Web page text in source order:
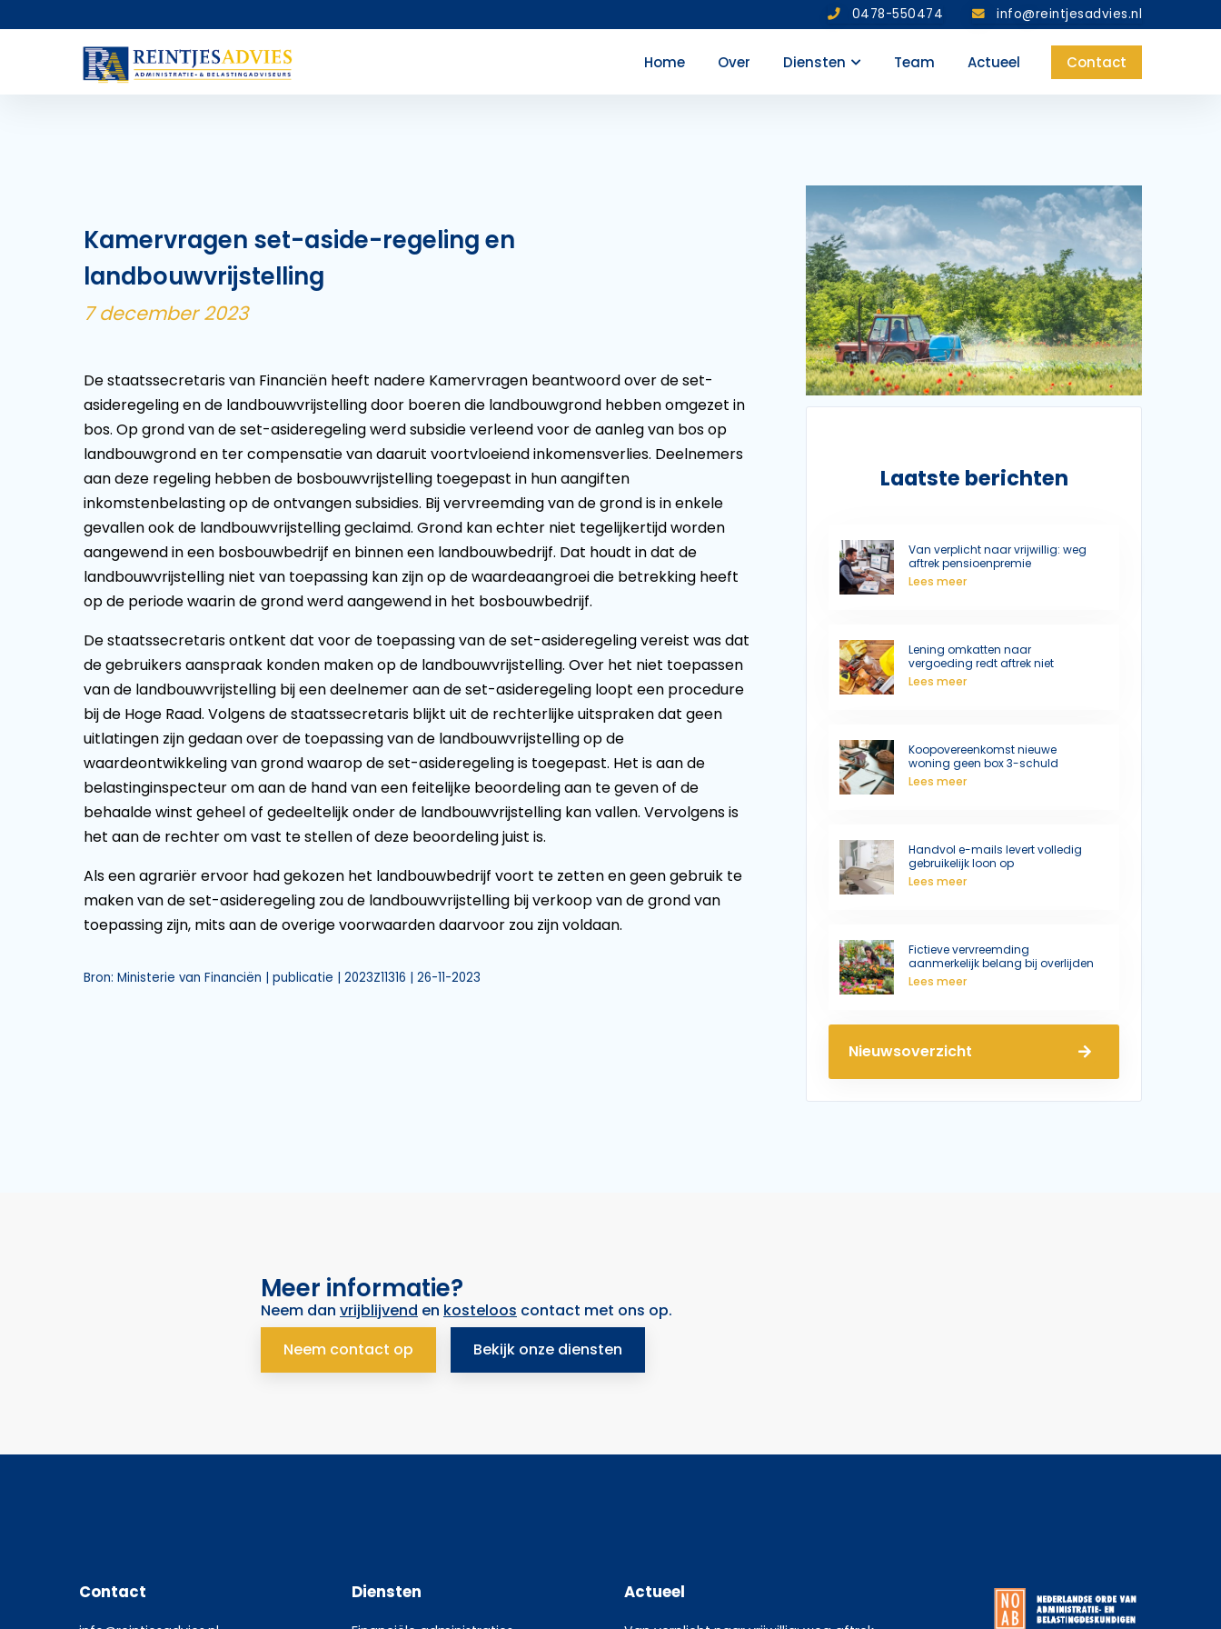
0478-550474 info@reintjesadvies.nl
Home Over Diensten Team Actueel Contact
Kamervragen set-aside-regeling en
landbouwvrijstelling
7 december 2023
De staatssecretaris van Financiën heeft nadere Kamervragen beantwoord over de set-
asideregeling en de landbouwvrijstelling door boeren die landbouwgrond hebben omgezet in
bos. Op grond van de set-asideregeling werd subsidie verleend voor de aanleg van bos op
landbouwgrond en ter compensatie van daaruit voortvloeiend inkomensverlies. Deelnemers
aan deze regeling hebben de bosbouwvrijstelling toegepast in hun aangiften
inkomstenbelasting op de ontvangen subsidies. Bij vervreemding van de grond is in enkele
gevallen ook de landbouwvrijstelling geclaimd. Grond kan echter niet tegelijkertijd worden
aangewend in een bosbouwbedrijf en binnen een landbouwbedrijf. Dat houdt in dat de
landbouwvrijstelling niet van toepassing kan zijn op de waardeaangroei die betrekking heeft
op de periode waarin de grond werd aangewend in het bosbouwbedrijf.
De staatssecretaris ontkent dat voor de toepassing van de set-asideregeling vereist was dat
de gebruikers aanspraak konden maken op de landbouwvrijstelling. Over het niet toepassen
van de landbouwvrijstelling bij een deelnemer aan de set-asideregeling loopt een procedure
bij de Hoge Raad. Volgens de staatssecretaris blijkt uit de rechterlijke uitspraken dat geen
uitlatingen zijn gedaan over de toepassing van de landbouwvrijstelling op de
waardeontwikkeling van grond waarop de set-asideregeling is toegepast. Het is aan de
belastinginspecteur om aan de hand van een feitelijke beoordeling aan te geven of de
behaalde winst geheel of gedeeltelijk onder de landbouwvrijstelling kan vallen. Vervolgens is
het aan de rechter om vast te stellen of deze beoordeling juist is.
Als een agrariër ervoor had gekozen het landbouwbedrijf voort te zetten en geen gebruik te
maken van de set-asideregeling zou de landbouwvrijstelling bij verkoop van de grond van
toepassing zijn, mits aan de overige voorwaarden daarvoor zou zijn voldaan.
Bron: Ministerie van Financiën | publicatie | 2023Z11316 | 26-11-2023
Laatste berichten
Van verplicht naar vrijwillig: weg
aftrek pensioenpremie
Lees meer
Lening omkatten naar
vergoeding redt aftrek niet
Lees meer
Koopovereenkomst nieuwe
woning geen box 3-schuld
Lees meer
Handvol e-mails levert volledig
gebruikelijk loon op
Lees meer
Fictieve vervreemding
aanmerkelijk belang bij overlijden
Lees meer
Nieuwsoverzicht
Meer informatie?
Neem dan vrijblijvend en kosteloos contact met ons op.
Neem contact op
Bekijk onze diensten
Contact Diensten Actueel